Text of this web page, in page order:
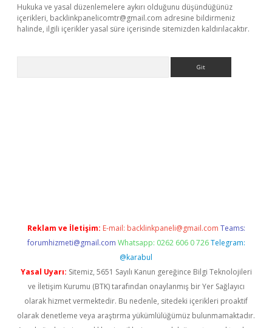
Hukuka ve yasal düzenlemelere aykırı olduğunu düşündüğünüz
içerikleri, backlinkpanelicomtr@gmail.com adresine bildirmeniz
halinde, ilgili içerikler yasal süre içerisinde sitemizden kaldırılacaktır.
Reklam ve İletişim: E-mail: backlinkpaneli@gmail.com Teams:
forumhizmeti@gmail.com Whatsapp: 0262 606 0 726 Telegram:
@karabul
Yasal Uyarı: Sitemiz, 5651 Sayılı Kanun gereğince Bilgi Teknolojileri
ve İletişim Kurumu (BTK) tarafından onaylanmış bir Yer Sağlayıcı
olarak hizmet vermektedir. Bu nedenle, sitedeki içerikleri proaktif
olarak denetleme veya araştırma yükümlülüğümüz bulunmamaktadır.